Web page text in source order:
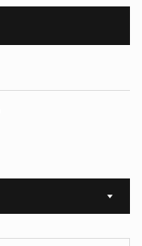
Sort